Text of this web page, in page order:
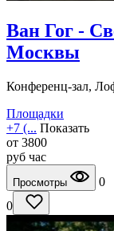
Ван Гог -
Москвы
Конференц-зал,
Площадки
+7 (... Показать
от 3800
руб час
Просмотры
0
0